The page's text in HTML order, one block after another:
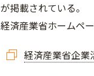
が掲載されている。
経済産業省ホームペ
経済産業省企業